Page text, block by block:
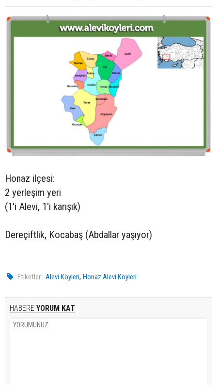
Honaz ilçesi:
2 yerleşim yeri
(1'i Alevi, 1'i karışık)
Dereçiftlik, Kocabaş (Abdallar yaşıyor)
Etiketler : Alevi Köyleri,Honaz Alevi Köyleri
HABERE YORUM KAT